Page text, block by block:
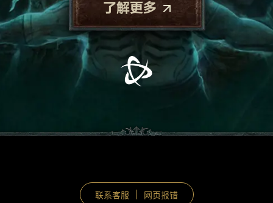
了解更多
联系客服 网页报错